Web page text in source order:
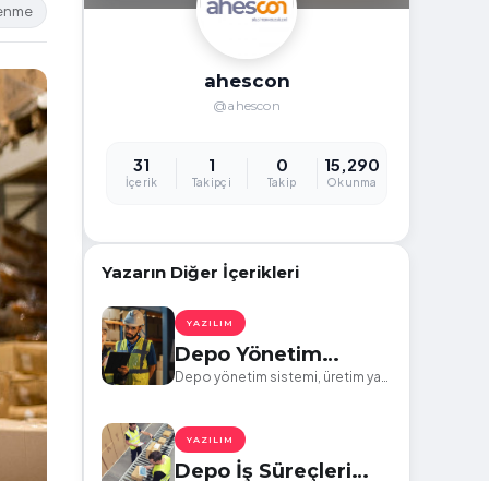
ahescon
@ahescon
31
İçerik
1
Takipçi
0
Takip
15,290
Okunma
Yazarın Diğer İçerikleri
YAZILIM
Depo Yönetim
Sistemi Ne
Depo yönetim sistemi, üretim ya
aşamasına kadar oluşabilecek
tüm süreçlerini yönetir.
YAZILIM
Depo İş Süreçleri